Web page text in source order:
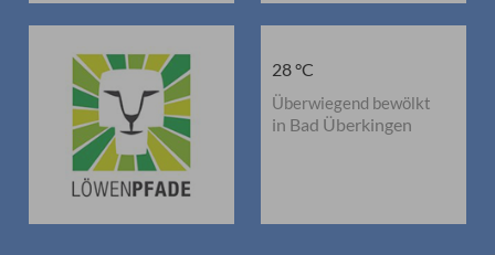
28 °C
Überwiegend bewölkt
in Bad Überkingen